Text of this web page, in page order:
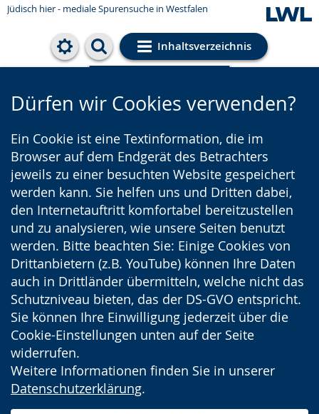
Jüdisch hier - mediale Spurensuche in Westfalen
Inhaltsverzeichnis
Cookie-Einstellungen
Dürfen wir Cookies verwenden?
Ein Cookie ist eine Textinformation, die im
Browser auf dem Endgerät des Betrachters
jeweils zu einer besuchten Website gespeichert
werden kann. Sie helfen uns und Dritten dabei,
den Internetauftritt komfortabel bereitzustellen
und zu analysieren, wie unsere Seiten benutzt
werden. Bitte beachten Sie: Einige Cookies von
Drittanbietern (z.B. YouTube) können Ihre Daten
auch in Drittländer übermitteln, welche nicht das
Schutzniveau bieten, das der DS-GVO entspricht.
Sie können Ihre Einwilligung jederzeit über die
Cookie-Einstellungen unten auf der Seite
widerrufen.
Weitere Informationen finden Sie in unserer
Datenschutzerklärung.